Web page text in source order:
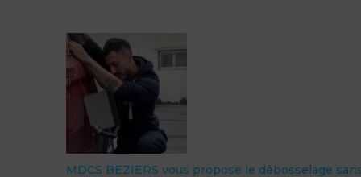
MDCS BEZIERS vous propose le débosselage